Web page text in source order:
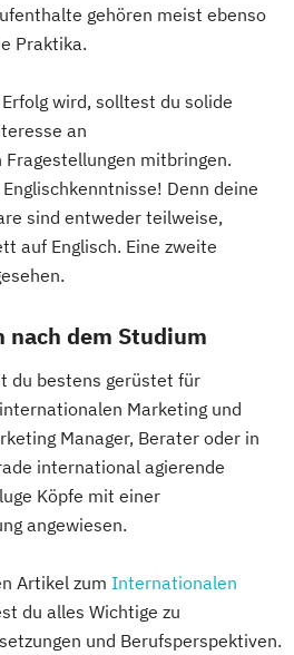
gehören meist ebenso
Praktika.
wird, solltest du solide
an
mitbringen.
Denn deine
sind entweder teilweise,
auf Englisch. Eine zweite
nach dem Studium
du bestens gerüstet für
Marketing und
Manager, Berater oder in
international agierende
Köpfe mit einer
angewiesen.
Artikel zum Internationalen
du alles Wichtige zu
und Berufsperspektiven.